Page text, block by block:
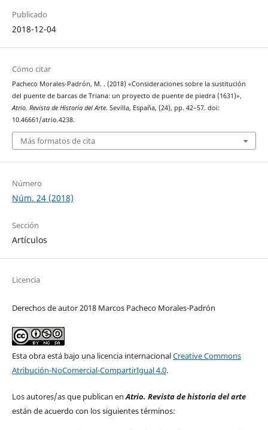
Publicado
2018-12-04
Cómo citar
Pacheco Morales-Padrón, M. . (2018) «Consideraciones sobre la sustitución
del puente de barcas de Triana: un proyecto de puente de piedra (1631)»,
Atrio. Revista de Historia del Arte. Sevilla, España, (24), pp. 42–57. doi:
10.46661/atrio.4238.
Más formatos de cita
Número
Núm. 24 (2018)
Sección
Artículos
Licencia
Derechos de autor 2018 Marcos Pacheco Morales-Padrón
Esta obra está bajo una licencia internacionalCreative Commons
Atribución-NoComercial-CompartirIgual 4.0.
Los autores/as que publican enAtrio. Revista de historia del arte
están de acuerdo con los siguientes términos: